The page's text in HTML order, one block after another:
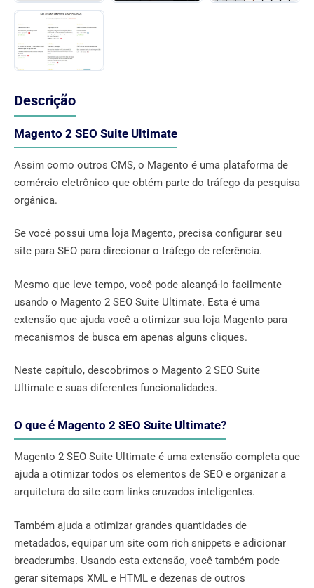
Descrição
Magento 2 SEO Suite Ultimate
Assim como outros CMS, o Magento é uma plataforma de
comércio eletrônico que obtém parte do tráfego da pesquisa
orgânica.
Se você possui uma loja Magento, precisa configurar seu
site para SEO para direcionar o tráfego de referência.
Mesmo que leve tempo, você pode alcançá-lo facilmente
usando o Magento 2 SEO Suite Ultimate. Esta é uma
extensão que ajuda você a otimizar sua loja Magento para
mecanismos de busca em apenas alguns cliques.
Neste capítulo, descobrimos o Magento 2 SEO Suite
Ultimate e suas diferentes funcionalidades.
O que é Magento 2 SEO Suite Ultimate?
Magento 2 SEO Suite Ultimate é uma extensão completa que
ajuda a otimizar todos os elementos de SEO e organizar a
arquitetura do site com links cruzados inteligentes.
Também ajuda a otimizar grandes quantidades de
metadados, equipar um site com rich snippets e adicionar
breadcrumbs. Usando esta extensão, você também pode
gerar sitemaps XML e HTML e dezenas de outros